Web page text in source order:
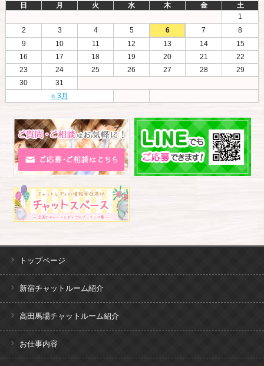
日
月 火 水 木 金 土
« 3月
1
2
3 4 5 6 7
8
9
10 11 12 13 14
15
16
17 18 19 20 21
22
23
24 25 26 27 28
29
30
31
トップページ
新宿チャットルーム紹介
高田馬場チャットルーム紹介
お仕事内容